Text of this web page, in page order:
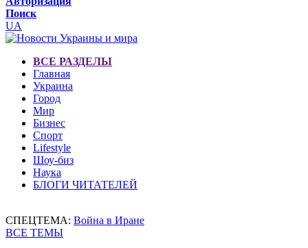
Поиск
UA
ВСЕ РАЗДЕЛЫ
Главная
Украина
Город
Мир
Бизнес
Спорт
Lifestyle
Шоу-биз
Наука
БЛОГИ ЧИТАТЕЛЕЙ
СПЕЦТЕМА: Война в Иране
ВСЕ ТЕМЫ